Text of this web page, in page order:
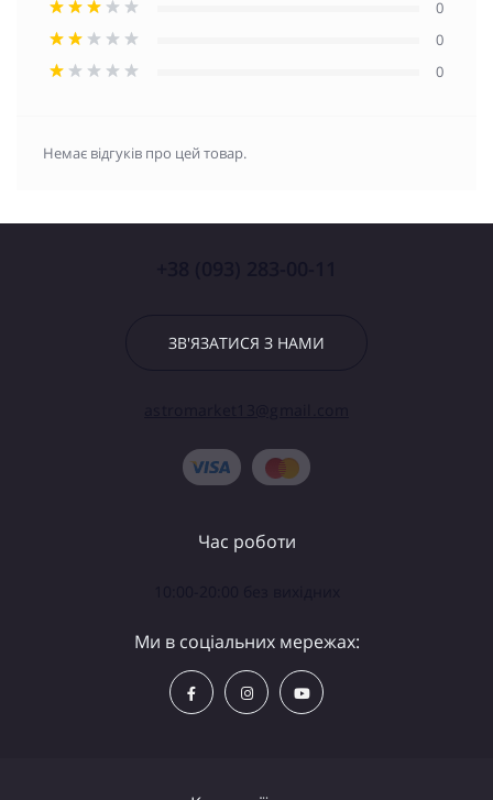
0
0
0
Немає відгуків про цей товар.
ЗВ'ЯЗАТИСЯ З НАМИ
Час роботи
Ми в соціальних мережах: